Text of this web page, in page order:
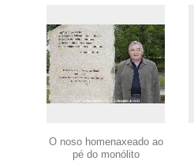
O noso homenaxeado ao
pé do monólito